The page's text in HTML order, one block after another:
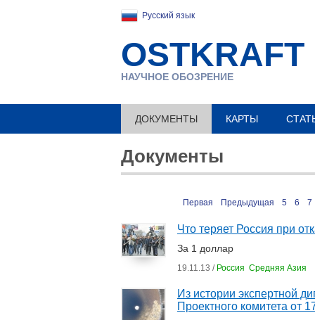
Русский язык
OSTKRAFT
НАУЧНОЕ ОБОЗРЕНИЕ
ДОКУМЕНТЫ КАРТЫ
Документы
Первая Предыдущая 5 6 7
Что теряет Россия при
За 1 доллар
19.11.13 / Россия Средняя Азия
Из истории экспертной
Проектного комитета от